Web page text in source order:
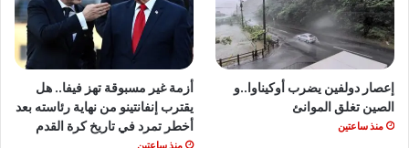
إعصار دولفين يضرب أوكيناوا..و
الصين تغلق الموانئ
منذ ساعتين
أزمة غير مسبوقة تهز فيفا.. هل
يقترب إنفانتينو من نهاية رئاسته بعد
أخطر تمرد في تاريخ كرة القدم